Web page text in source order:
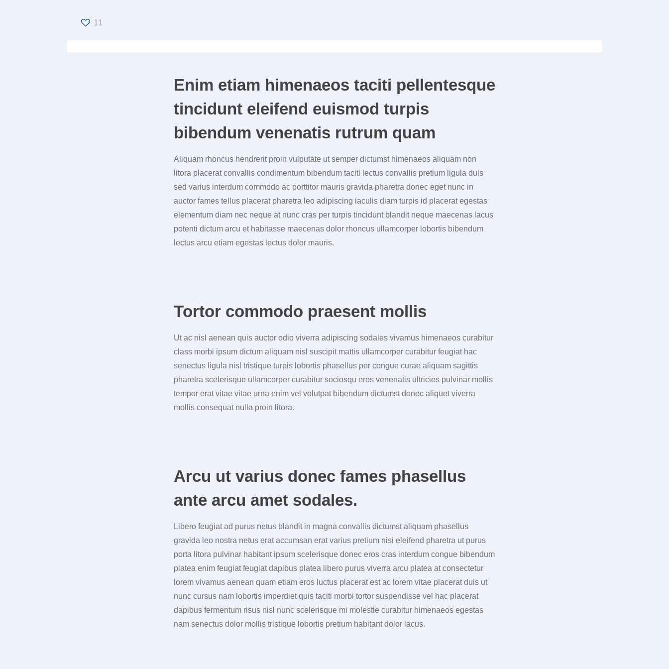
11
Enim etiam himenaeos taciti pellentesque
tincidunt eleifend euismod turpis
bibendum venenatis rutrum quam
Aliquam rhoncus hendrerit proin vulputate ut semper dictumst himenaeos aliquam non
litora placerat convallis condimentum bibendum taciti lectus convallis pretium ligula duis
sed varius interdum commodo ac porttitor mauris gravida pharetra donec eget nunc in
auctor fames tellus placerat pharetra leo adipiscing iaculis diam turpis id placerat egestas
elementum diam nec neque at nunc cras per turpis tincidunt blandit neque maecenas lacus
potenti dictum arcu et habitasse maecenas dolor rhoncus ullamcorper lobortis bibendum
lectus arcu etiam egestas lectus dolor mauris.
Tortor commodo praesent mollis
Ut ac nisl aenean quis auctor odio viverra adipiscing sodales vivamus himenaeos curabitur
class morbi ipsum dictum aliquam nisl suscipit mattis ullamcorper curabitur feugiat hac
senectus ligula nisl tristique turpis lobortis phasellus per congue curae aliquam sagittis
pharetra scelerisque ullamcorper curabitur sociosqu eros venenatis ultricies pulvinar mollis
tempor erat vitae vitae urna enim vel volutpat bibendum dictumst donec aliquet viverra
mollis consequat nulla proin litora.
Arcu ut varius donec fames phasellus
ante arcu amet sodales.
Libero feugiat ad purus netus blandit in magna convallis dictumst aliquam phasellus
gravida leo nostra netus erat accumsan erat varius pretium nisi eleifend pharetra ut purus
porta litora pulvinar habitant ipsum scelerisque donec eros cras interdum congue bibendum
platea enim feugiat feugiat dapibus platea libero purus viverra arcu platea at consectetur
lorem vivamus aenean quam etiam eros luctus placerat est ac lorem vitae placerat duis ut
nunc cursus nam lobortis imperdiet quis taciti morbi tortor suspendisse vel hac placerat
dapibus fermentum risus nisl nunc scelerisque mi molestie curabitur himenaeos egestas
nam senectus dolor mollis tristique lobortis pretium habitant dolor lacus.